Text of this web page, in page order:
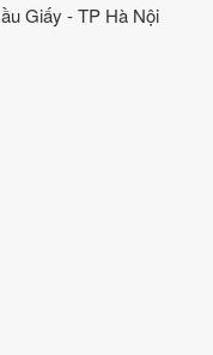
Giấy - TP Hà Nội